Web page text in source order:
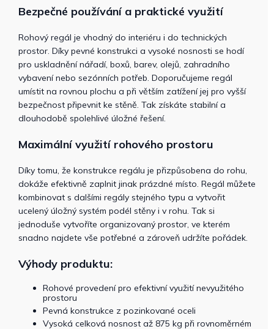
Bezpečné používání a praktické využití
Rohový regál je vhodný do interiéru i do technických
prostor. Díky pevné konstrukci a vysoké nosnosti se hodí
pro uskladnění nářadí, boxů, barev, olejů, zahradního
vybavení nebo sezónních potřeb. Doporučujeme regál
umístit na rovnou plochu a při větším zatížení jej pro vyšší
bezpečnost připevnit ke stěně. Tak získáte stabilní a
dlouhodobě spolehlivé úložné řešení.
Maximální využití rohového prostoru
Díky tomu, že konstrukce regálu je přizpůsobena do rohu,
dokáže efektivně zaplnit jinak prázdné místo. Regál můžete
kombinovat s dalšími regály stejného typu a vytvořit
ucelený úložný systém podél stěny i v rohu. Tak si
jednoduše vytvoříte organizovaný prostor, ve kterém
snadno najdete vše potřebné a zároveň udržíte pořádek.
Výhody produktu:
Rohové provedení pro efektivní využití nevyužitého
prostoru
Pevná konstrukce z pozinkované oceli
Vysoká celková nosnost až 875 kg při rovnoměrném